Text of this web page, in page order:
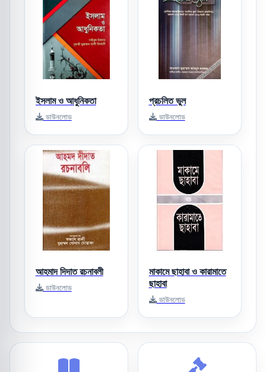
ইসলাম ও আধুনিকতা
ডাউনলোড
প্রচলিত ভুল
ডাউনলোড
আহমাদ দিদাত রচনাবলী
ডাউনলোড
মাকামে ছাহাবা ও কারামাতে
ছাহাবা
ডাউনলোড